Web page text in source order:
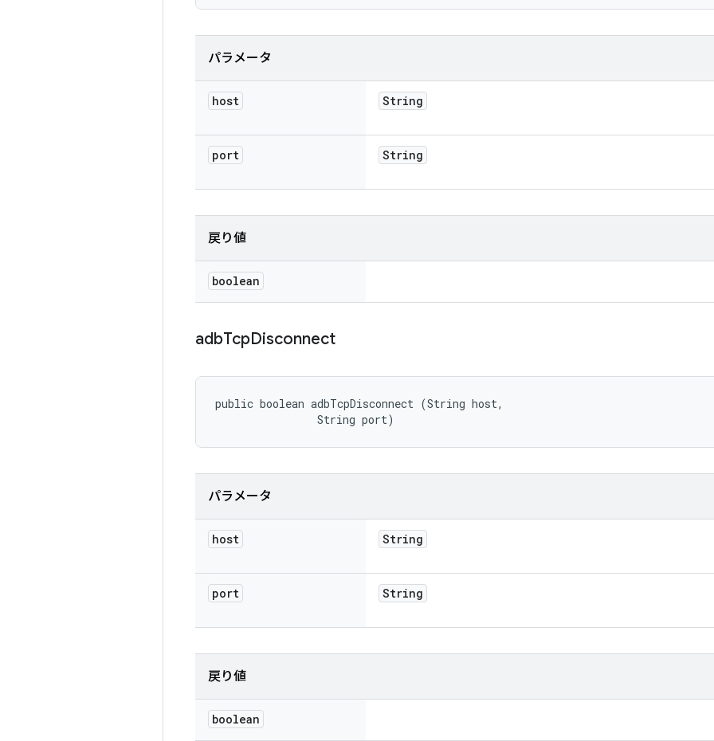
パラメータ
host String
port String
戻り値
boolean
adbTcpDisconnect
public boolean adbTcpDisconnect (String host,
                String port)
パラメータ
host String
port String
戻り値
boolean